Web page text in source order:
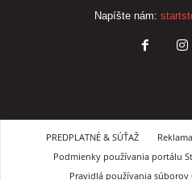
Napíšte nám:
PREDPLATNÉ & SÚŤAŽ Reklama
Podmienky používania portálu
Pravidlá používania súborov